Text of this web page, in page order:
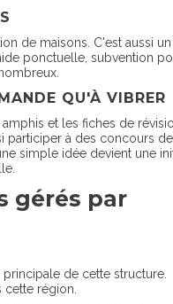
de maisons. C'est aussi
ponctuelle, subvention
QU'À VIBRER
amphis et les fiches de
participer à des concours
simple idée devient une
gérés par
de cette structure.
région.